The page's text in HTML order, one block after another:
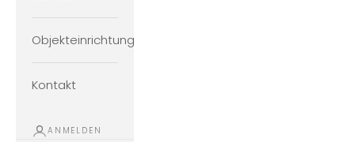
Objekteinrichtung
Kontakt
ANMELDEN